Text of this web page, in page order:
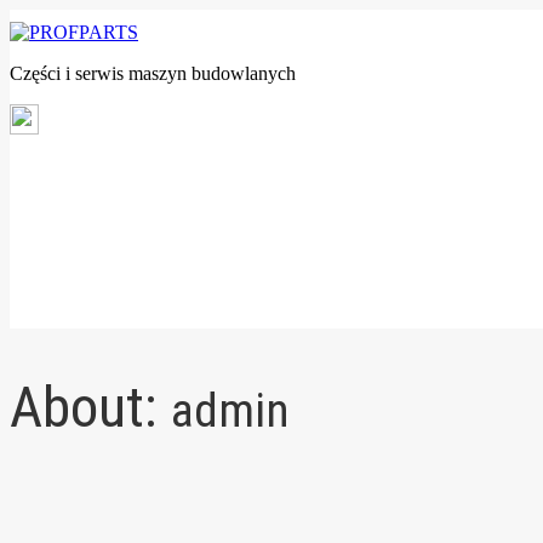
Części i serwis maszyn budowlanych
About: admin